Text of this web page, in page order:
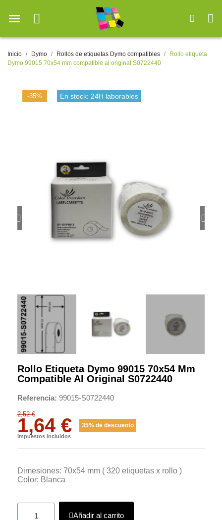
Inicio Dymo Rollos de etiquetas Dymo compatibles
Rollo etiqueta
Dymo 99015 70x54 mm compatible al original S0722440
-35% En stock: 24H laborables
Rollo Etiqueta Dymo 99015 70x54 Mm
Compatible Al Original S0722440
Referencia 99015-S0722440
2,52 €
1,64 € 35% de descuento
Impuestos incluidos
Dimesiones: 70x54 mm ( 320 etiquetas x rollo )
Color: Blanca
Añadir al carrito